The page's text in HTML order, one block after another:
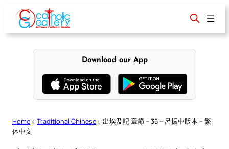
content
Download our App
Home » Traditional Chinese » 出埃及記 章節 – 35 – 呂振中版本 – 繁
体中文